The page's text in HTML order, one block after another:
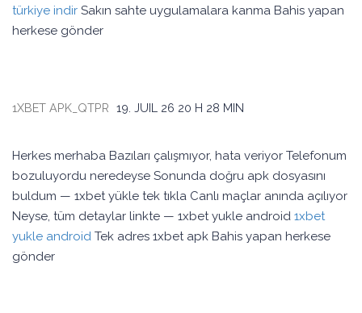
türkiye indir Sakın sahte uygulamalara kanma Bahis yapan
herkese gönder
1XBET APK_QTPR 19. JUIL 26 20 H 28 MIN
Herkes merhaba Bazıları çalışmıyor, hata veriyor Telefonum
bozuluyordu neredeyse Sonunda doğru apk dosyasını
buldum — 1xbet yükle tek tıkla Canlı maçlar anında açılıyor
Neyse, tüm detaylar linkte — 1xbet yukle android 1xbet
yukle android Tek adres 1xbet apk Bahis yapan herkese
gönder